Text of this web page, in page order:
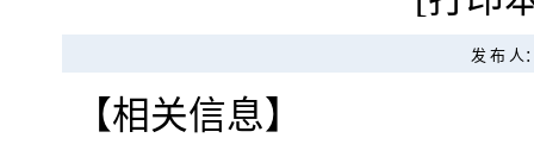
发 布
【相关信息】